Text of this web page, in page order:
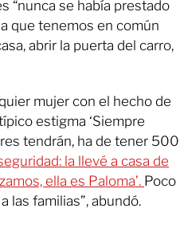
“nunca se había prestado
que tenemos en común
abrir la puerta del carro,
mujer con el hecho de
estigma ‘Siempre
tendrán, ha de tener 500
la llevé a casa de
ella es Paloma’. Poco
las familias”, abundó.